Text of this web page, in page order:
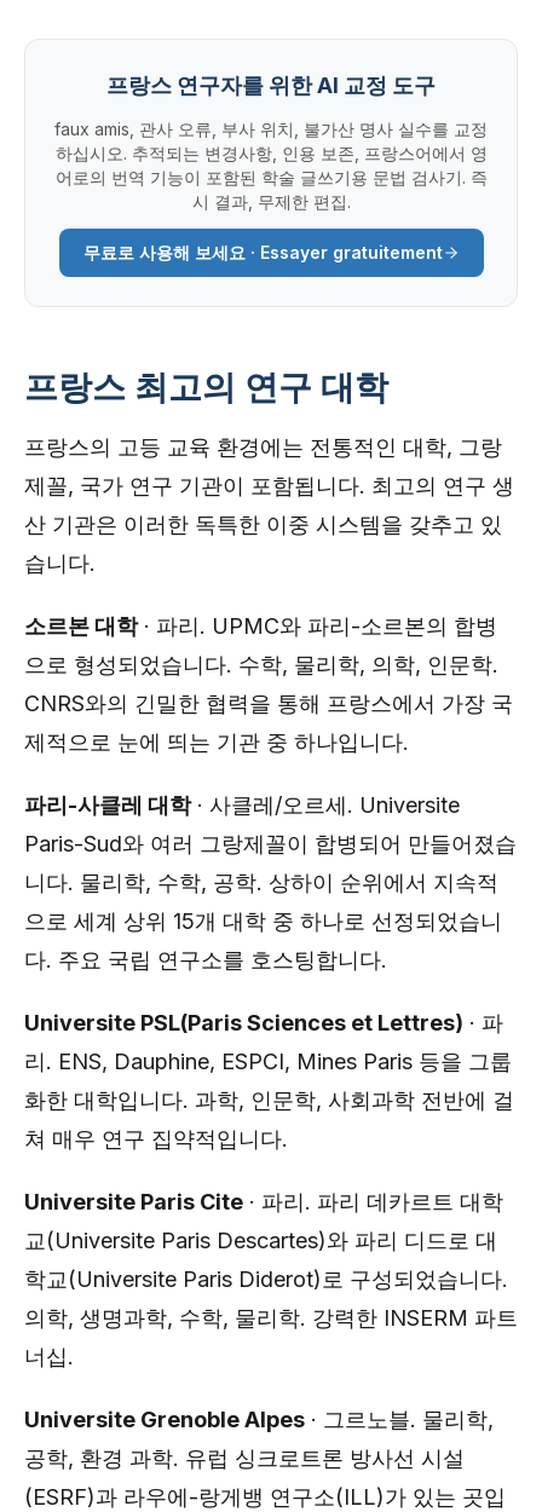
프랑스 연구자를 위한 AI 교정 도구
faux amis, 관사 오류, 부사 위치, 불가산 명사 실수를 교정
하십시오. 추적되는 변경사항, 인용 보존, 프랑스어에서 영
어로의 번역 기능이 포함된 학술 글쓰기용 문법 검사기. 즉
시 결과, 무제한 편집.
무료로 사용해 보세요 · Essayer gratuitement
프랑스 최고의 연구 대학
프랑스의 고등 교육 환경에는 전통적인 대학, 그랑
제꼴, 국가 연구 기관이 포함됩니다. 최고의 연구 생
산 기관은 이러한 독특한 이중 시스템을 갖추고 있
습니다.
소르본 대학· 파리. UPMC와 파리-소르본의 합병
으로 형성되었습니다. 수학, 물리학, 의학, 인문학.
CNRS와의 긴밀한 협력을 통해 프랑스에서 가장 국
제적으로 눈에 띄는 기관 중 하나입니다.
파리-사클레 대학· 사클레/오르세. Universite
Paris-Sud와 여러 그랑제꼴이 합병되어 만들어졌습
니다. 물리학, 수학, 공학. 상하이 순위에서 지속적
으로 세계 상위 15개 대학 중 하나로 선정되었습니
다. 주요 국립 연구소를 호스팅합니다.
Universite PSL(Paris Sciences et Lettres) · 파
리. ENS, Dauphine, ESPCI, Mines Paris 등을 그룹
화한 대학입니다. 과학, 인문학, 사회과학 전반에 걸
쳐 매우 연구 집약적입니다.
Universite Paris Cite · 파리. 파리 데카르트 대학
교(Universite Paris Descartes)와 파리 디드로 대
학교(Universite Paris Diderot)로 구성되었습니다.
의학, 생명과학, 수학, 물리학. 강력한 INSERM 파트
너십.
Universite Grenoble Alpes · 그르노블. 물리학,
공학, 환경 과학. 유럽 ​​싱크로트론 방사선 시설
(ESRF)과 라우에-랑게뱅 연구소(ILL)가 있는 곳입